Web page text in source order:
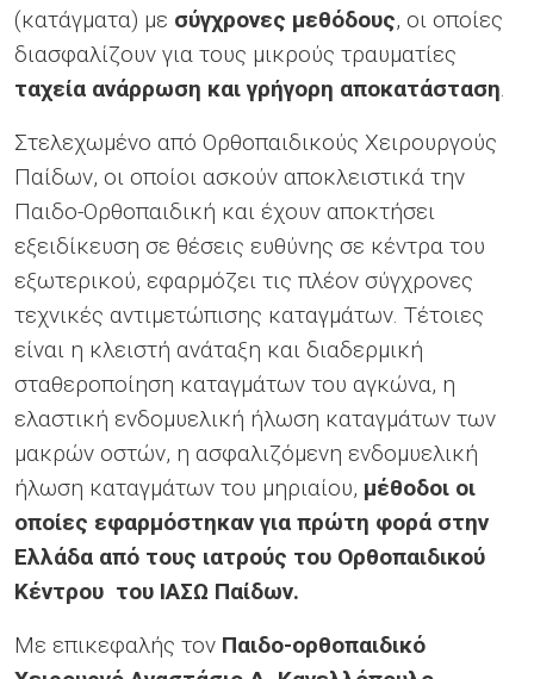
συγκατάθεσή σας στα cookies Εμπορικής
Προώθησης.
(κατάγματα) με σύγχρονες μεθόδους, οι οποίες
διασφαλίζουν για τους μικρούς τραυματίες
ταχεία ανάρρωση και γρήγoρη αποκατάσταση
Στελεχωμένο από Ορθοπαιδικούς Χειρουργούς
Παίδων, οι οποίοι ασκούν αποκλειστικά την
Παιδο-Ορθοπαιδική και έχουν αποκτήσει
εξειδίκευση σε θέσεις ευθύνης σε κέντρα του
εξωτερικού, εφαρμόζει τις πλέον σύγχρονες
τεχνικές αντιμετώπισης καταγμάτων. Τέτοιες
είναι η κλειστή ανάταξη και διαδερμική
σταθεροποίηση καταγμάτων του αγκώνα, η
ελαστική ενδομυελική ήλωση καταγμάτων των
μακρών οστών, η ασφαλιζόμενη ενδομυελική
ήλωση καταγμάτων του μηριαίου, μέθοδοι οι
οποίες εφαρμόστηκαν για πρώτη φορά στην
Ελλάδα από τους ιατρούς του Ορθοπαιδικού
Κέντρου του ΙΑΣΩ Παίδων.
Με επικεφαλής τον Παιδο-ορθοπαιδικό